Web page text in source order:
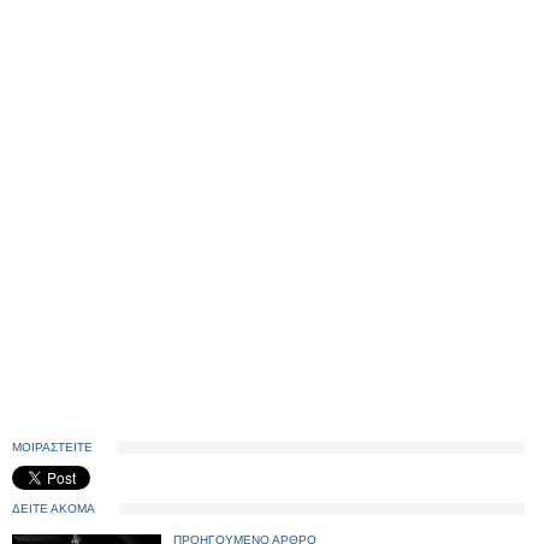
ΜΟΙΡΑΣΤΕΙΤΕ
ΔΕΙΤΕ ΑΚΟΜΑ
ΠΡΟΗΓΟΥΜΕΝΟ ΑΡΘΡΟ